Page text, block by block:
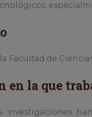
Facultad de
en la que
investigaciones